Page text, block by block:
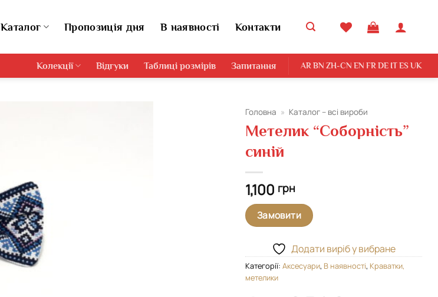
Каталог Пропозиція дня В наявності Контакти
Колекції Відгуки Таблиці розмірів Запитання AR BN ZH-CN EN FR DE IT ES UK
Головна » Каталог – всі вироби
Метелик “Соборність”
синій
1,100 грн
Замовити
Додати виріб у вибране
Категорії: Аксесуари, В наявності, Краватки,
метелики